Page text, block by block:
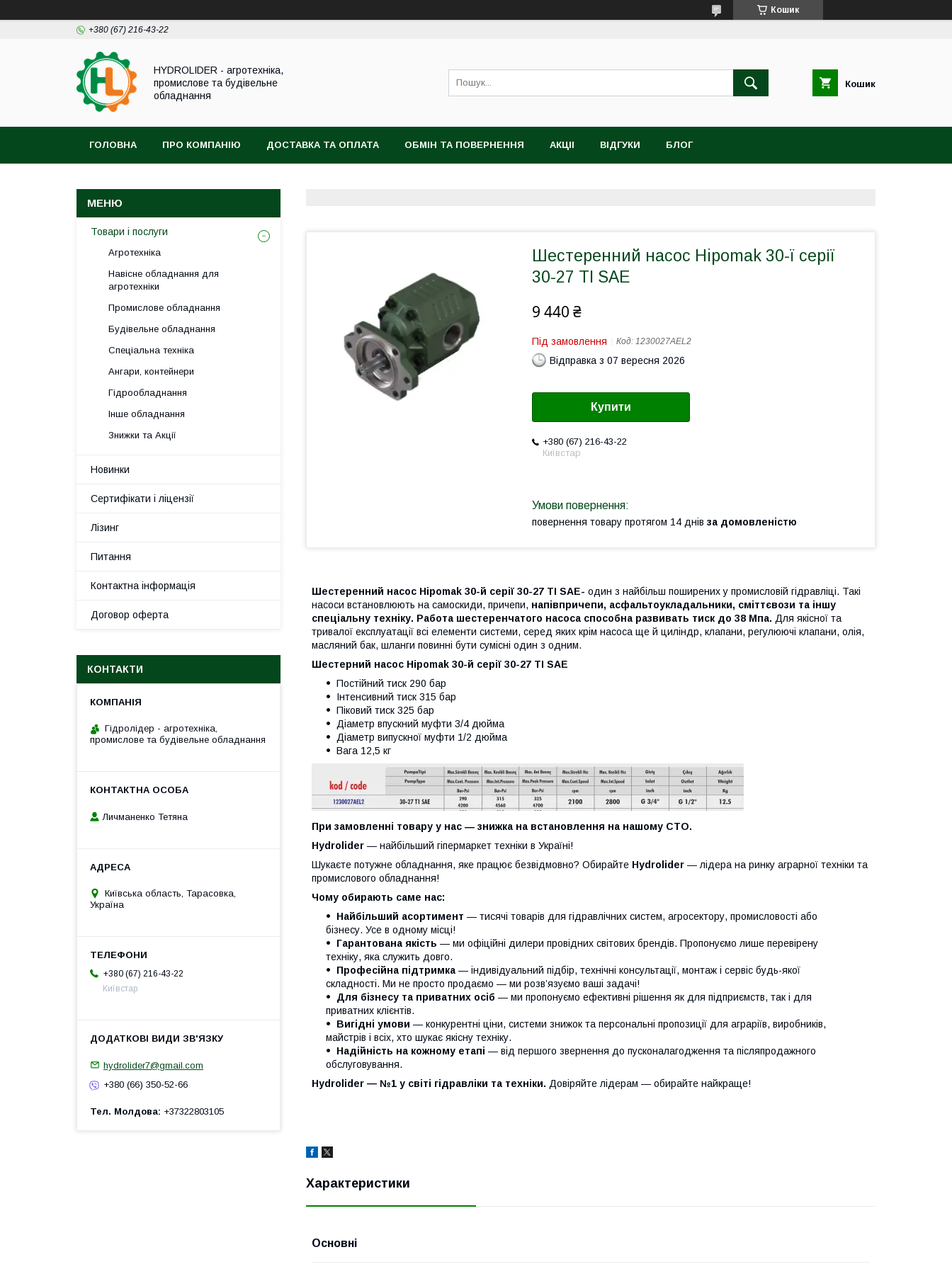
Кошик
+380 (67) 216-43-22
HYDROLIDER - агротехніка,
промислове та будівельне
обладнання
Кошик
ГОЛОВНА ПРО КОМПАНІЮ ДОСТАВКА ТА ОПЛАТА ОБМІН ТА ПОВЕРНЕННЯ АКЦІІ ВІДГУКИ БЛОГ
Шестеренний насос Hipomak 30-ї серії
30-27 TI SAE
9 440 ₴
Під замовлення Код: 1230027AEL2
Відправка з 07 вересня 2026
Купити
+380 (67) 216-43-22
Київстар
повернення товару протягом 14 днів за домовленістю
Шестеренний насос Hipomak 30-й серії 30-27 TI SAE- один з найбільш поширених у промисловій гідравліці. Такі
насоси встановлюють на самоскиди, причепи, напівпричепи, асфальтоукладальники, сміттєвози та іншу
спеціальну техніку. Работа шестеренчатого насоса способна развивать тиск до 38 Мпа. Для якісної та
тривалої експлуатації всі елементи системи, серед яких крім насоса ще й циліндр, клапани, регулюючі клапани, олія,
масляний бак, шланги повинні бути сумісні один з одним.
Шестерний насос Hipomak 30-й серії 30-27 TI SAE
Постійний тиск 290 бар
Інтенсивний тиск 315 бар
Піковий тиск 325 бар
Діаметр впускний муфти 3/4 дюйма
Діаметр випускної муфти 1/2 дюйма
Вага 12,5 кг
При замовленні товару у нас ― знижка на встановлення на нашому СТО.
Hydrolider — найбільший гіпермаркет техніки в Україні!
Шукаєте потужне обладнання, яке працює безвідмовно? Обирайте Hydrolider — лідера на ринку аграрної техніки та
промислового обладнання!
Чому обирають саме нас:
Найбільший асортимент — тисячі товарів для гідравлічних систем, агросектору, промисловості або
бізнесу. Усе в одному місці!
Гарантована якість — ми офіційні дилери провідних світових брендів. Пропонуємо лише перевірену
техніку, яка служить довго.
Професійна підтримка — індивідуальний підбір, технічні консультації, монтаж і сервіс будь-якої
складності. Ми не просто продаємо — ми розв’язуємо ваші задачі!
Для бізнесу та приватних осіб — ми пропонуємо ефективні рішення як для підприємств, так і для
приватних клієнтів.
Вигідні умови — конкурентні ціни, системи знижок та персональні пропозиції для аграріїв, виробників,
майстрів і всіх, хто шукає якісну техніку.
Надійність на кожному етапі — від першого звернення до пусконалагодження та післяпродажного
обслуговування.
Hydrolider — №1 у світі гідравліки та техніки. Довіряйте лідерам — обирайте найкраще!
Характеристики
Основні
Товари і послуги
Агротехніка
Навісне обладнання для
агротехніки
Промислове обладнання
Будівельне обладнання
Спеціальна техніка
Ангари, контейнери
Гідрообладнання
Інше обладнання
Знижки та Акції
Новинки
Сертифікати і ліцензії
Лізинг
Питання
Контактна інформація
Договор оферта
КОНТАКТИ
Гідролідер - агротехніка,
промислове та будівельне обладнання
Личманенко Тетяна
Київська область, Тарасовка,
Україна
+380 (67) 216-43-22
Київстар
hydrolider7@gmail.com
+380 (66) 350-52-66
Тел. Молдова +37322803105